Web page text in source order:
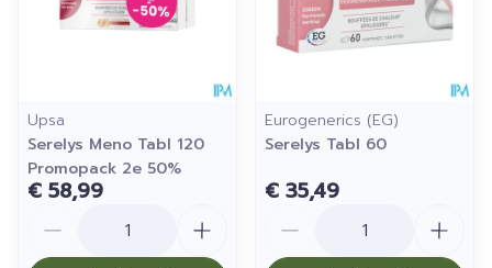
Upsa
Serelys Meno Tabl 120
Promopack 2e 50%
€ 58,99
Eurogenerics (EG)
Serelys Tabl 60
€ 35,49